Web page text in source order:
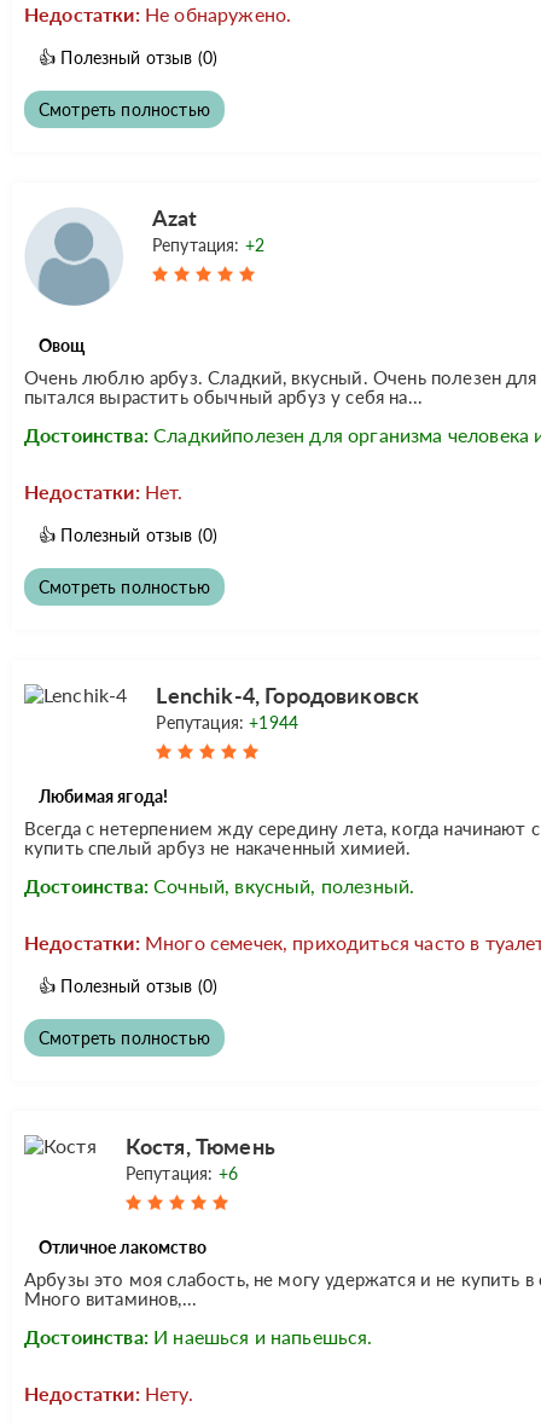
Недостатки: Не обнаружено.
👍 Полезный отзыв (0)
Смотреть полностью
Azat
Репутация: +2
Овощ
Очень люблю арбуз. Сладкий, вкусный. Очень полезен
пытался вырастить обычный арбуз у себя на...
Достоинства: Сладкийполезен для организма человека
Недостатки: Нет.
👍 Полезный отзыв (0)
Смотреть полностью
Lenchik-4, Городовиковск
Репутация:+1944
Любимая ягода!
Всегда с нетерпением жду середину лета, когда
купить спелый арбуз не накаченный химией.
Достоинства: Сочный, вкусный, полезный.
Недостатки: Много семечек, приходиться часто в
👍 Полезный отзыв (0)
Смотреть полностью
Костя, Тюмень
Репутация: +6
Отличное лакомство
Арбузы это моя слабость, не могу удержатся и не купить
Много витаминов,...
Достоинства: И наешься и напьешься.
Недостатки: Нету.